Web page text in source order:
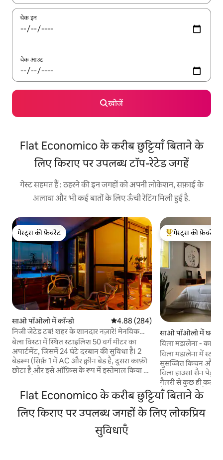
चेक इन
चेक आउट
खोजें
Flat Economico के करीब छुट्टियाँ बिताने के
लिए किराए पर उपलब्ध टॉप-रेटेड जगहें
गेस्ट सहमत हैं : ठहरने की इन जगहों को अपनी लोकेशन, सफ़ाई के
अलावा और भी कई बातों के लिए ऊँची रेटिंग मिली हुई है.
गेस्ट्स की फ़ेवरेट
गेस्ट्स की फ़ेवरेट
साओ पॉओलो में कॉन्डो औसत रेटिंग 5 में से 4.88, 284 समीक्षाएँ
4.88 (284)
निजी जेटेड टब! शहर के शानदार नज़ारे! मेनविक
होम्स
बेला विस्टा में स्थित स्टाइलिश 50 वर्ग मीटर का
अपार्टमेंट, जिसमें 24 घंटे दरबान की सुविधा है। 2
बेडरूम (सिर्फ़ 1 में AC और क्वीन बेड है, दूसरा काफ़ी
छोटा है और इसे ऑफ़िस के रूप में इस्तेमाल किया जा
जाता है) और 1 बाथरूम। हर खिड़की से अद्भुत नज़ारों
के साथ, यह काम करने और आराम करने के लिए एक
शानदार जगह है। बालकनी पर मौजूद निजी जेट-
ट्यूब शहर के नज़ारों का मज़ा लेने के लिए एक
शानदार जगह है। यह जगह कपल, पेशेवरों या छोटे
परिवारों के लिए बेहतरीन है, जो आराम, सुविधा और
गेस्ट्स का टॉप फ़ेवरेट
गेस्ट्स की फ़ेवरेट
साओ पॉओलो में घर
विला मडालेना - कासा
विला मडालेना में
सुसज्जित किचन और
विला हाउस। सैन
गैलरी से कुछ ही कदम
पैदल जा सकते हैं!
दोस्तों या रिमोट वर्क
वीकएंड पर आस-पड़ोस
एयर कंडिशनिंग,
Flat Economico के करीब छुट्टियाँ बिताने के
लिए किराए पर उपलब्ध जगहों के लिए लोकप्रिय
सुविधाएँ